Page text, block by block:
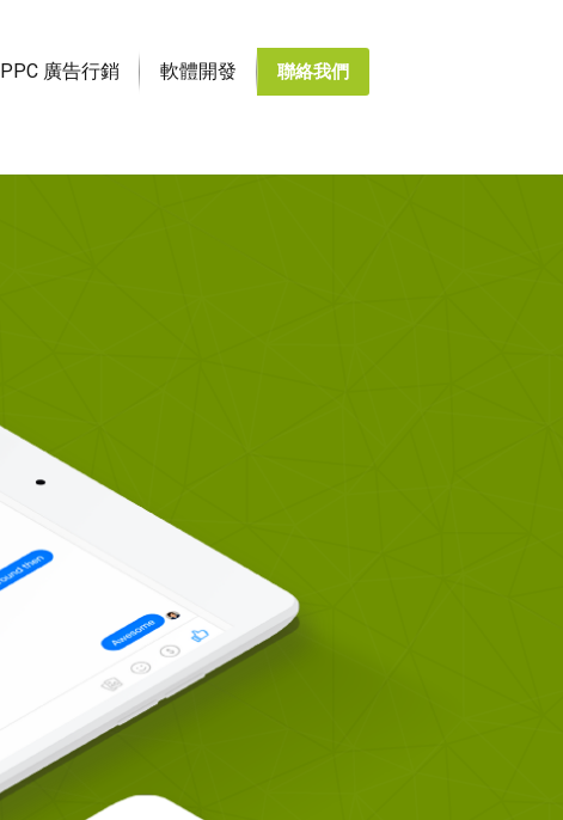
PPC 廣告行銷 軟體開發 聯絡我們